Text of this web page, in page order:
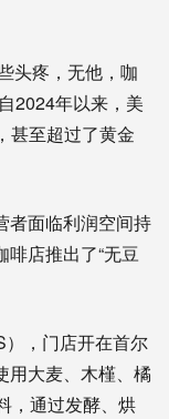
头疼，无他，咖
2024年以来，美
甚至超过了黄金
者面临利润空间持
店推出了“无豆
，门店开在首尔
用大麦、木槿、橘
，通过发酵、烘